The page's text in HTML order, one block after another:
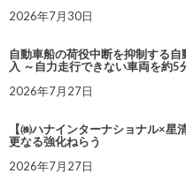
2026年7月30日
自動車船の荷役中断を抑制する
入 ～自力走行できない車両を約5
2026年7月27日
【㈱ハナインターナショナル×
更なる強化ねらう
2026年7月27日